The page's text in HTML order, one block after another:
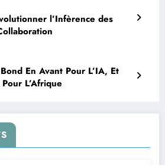
l’Infèrence des
En Avant Pour L’IA, Et
L’Afrique